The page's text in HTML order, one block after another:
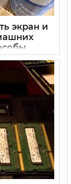
экран и